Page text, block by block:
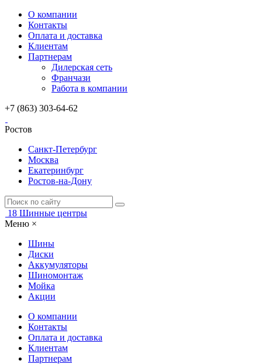
О компании
Контакты
Оплата и доставка
Клиентам
Партнерам
Дилерская сеть
Франчази
Работа в компании
+7 (863) 303-64-62
Ростов
Санкт-Петербург
Москва
Екатеринбург
Ростов-на-Дону
18 Шинные центры
Меню ×
Шины
Диски
Аккумуляторы
Шиномонтаж
Мойка
Акции
О компании
Контакты
Оплата и доставка
Клиентам
Партнерам